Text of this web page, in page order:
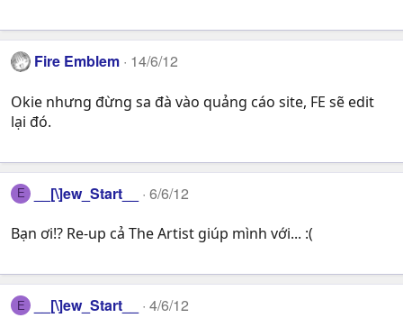
Fire Emblem 14/6/12
Okie nhưng đừng sa đà vào quảng cáo site, FE sẽ edit
lại đó.
E __[\]ew_Start__ 6/6/12
Bạn ơi!? Re-up cả The Artist giúp mình với... :(
E __[\]ew_Start__ 4/6/12